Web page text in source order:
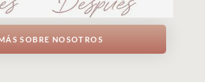
SOBRE NOSOTROS